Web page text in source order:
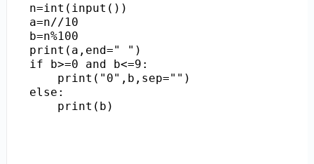
n=int(input())
a=n//10
b=n%100
print(a,end=" ")
if b>=0 and b<=9:
    print("0",b,sep="")
else: